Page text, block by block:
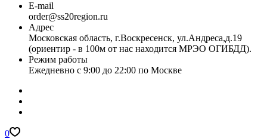
E-mail
order@ss20region.ru
Адрес
Московская область, г.Воскресенск, ул.Андреса,д.19
(ориентир - в 100м от нас находится МРЭО ОГИБДД).
Режим работы
Ежедневно с 9:00 до 22:00 по Москве
0